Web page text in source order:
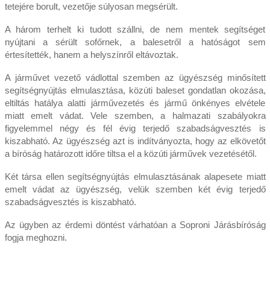
tetejére borult, vezetője súlyosan megsérült.
A három terhelt ki tudott szállni, de nem mentek segítséget
nyújtani a sérült sofőrnek, a balesetről a hatóságot sem
értesítették, hanem a helyszínről eltávoztak.
A járművet vezető vádlottal szemben az ügyészség minősített
segítségnyújtás elmulasztása, közúti baleset gondatlan okozása,
eltiltás hatálya alatti járművezetés és jármű önkényes elvétele
miatt emelt vádat. Vele szemben, a halmazati szabályokra
figyelemmel négy és fél évig terjedő szabadságvesztés is
kiszabható. Az ügyészség azt is indítványozta, hogy az elkövetőt
a bíróság határozott időre tiltsa el a közúti járművek vezetésétől.
Két társa ellen segítségnyújtás elmulasztásának alapesete miatt
emelt vádat az ügyészség, velük szemben két évig terjedő
szabadságvesztés is kiszabható.
Az ügyben az érdemi döntést várhatóan a Soproni Járásbíróság
fogja meghozni.